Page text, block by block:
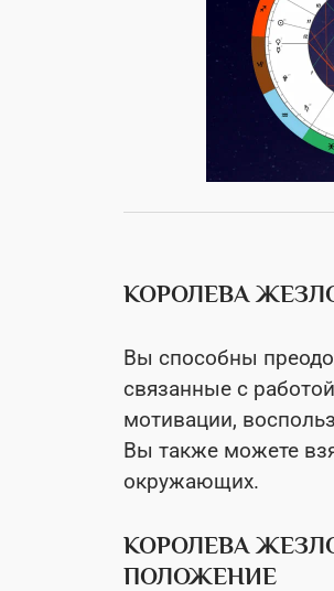
КОРОЛЕВА
Вы способны
связанные с
мотивации,
Вы также можете
окружающих.
КОРОЛЕВА
ПОЛОЖЕНИЕ